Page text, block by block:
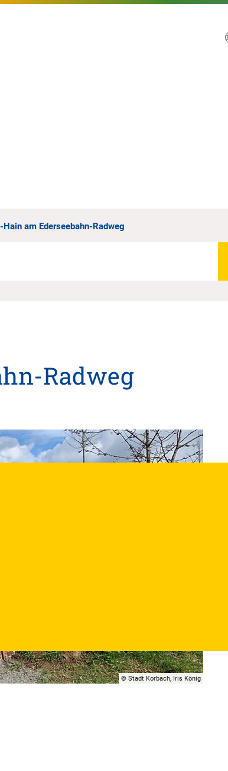
Hain am Ederseebahn-Radweg
Radweg
© Stadt Korbach, Iris König